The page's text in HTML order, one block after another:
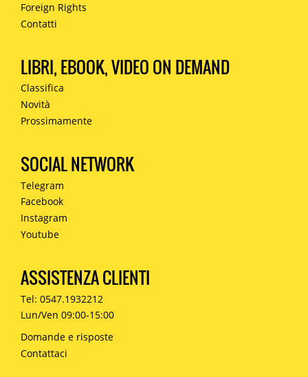
Foreign Rights
Contatti
LIBRI, EBOOK, VIDEO ON DEMAND
Classifica
Novità
Prossimamente
SOCIAL NETWORK
Telegram
Facebook
Instagram
Youtube
ASSISTENZA CLIENTI
Tel: 0547.1932212
Lun/Ven 09:00-15:00
Domande e risposte
Contattaci